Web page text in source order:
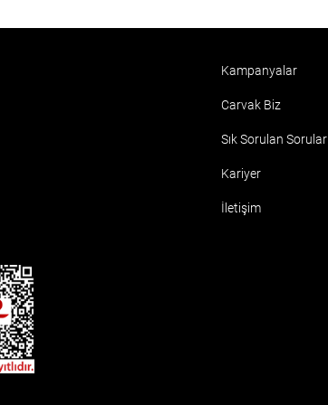
Kampanyalar
Carvak Biz
Sık Sorulan Sorular
Kariyer
İletişim